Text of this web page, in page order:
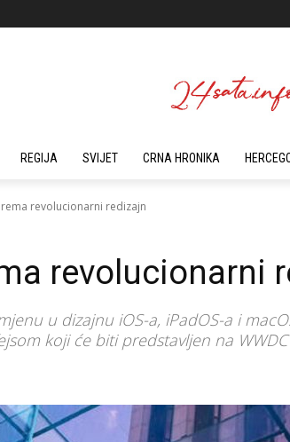
REGIJA SVIJET CRNA HRONIKA
revolucionarni redizajn
revolucionarni
u dizajnu iOS-a, iPadOS-a i
koji će biti predstavljen na